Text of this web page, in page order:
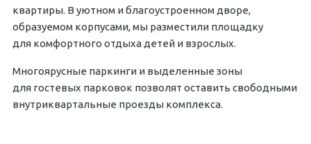
квартиры. В уютном и благоустроенном дворе,
образуемом корпусами, мы разместили площадку
для комфортного отдыха детей и взрослых.
Многоярусные паркинги и выделенные зоны
для гостевых парковок позволят оставить свободными
внутриквартальные проезды комплекса.